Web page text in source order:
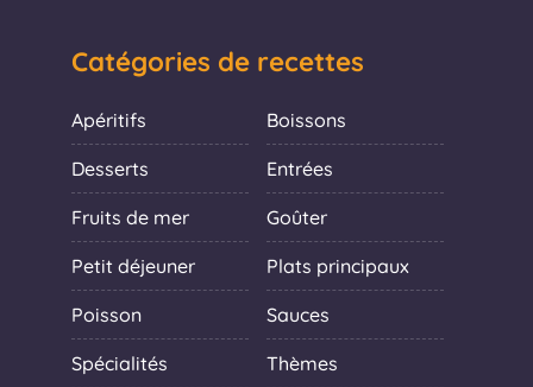
Catégories de recettes
Apéritifs Boissons
Desserts Entrées
Fruits de mer Goûter
Petit déjeuner Plats principaux
Poisson Sauces
Spécialités Thèmes